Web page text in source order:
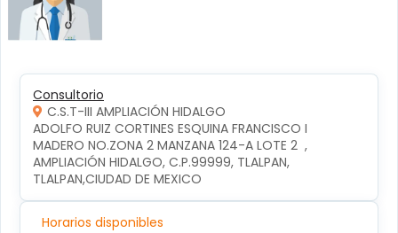
Consultorio
C.S.T-III AMPLIACIÓN HIDALGO
ADOLFO RUIZ CORTINES ESQUINA FRANCISCO I
MADERO NO.ZONA 2 MANZANA 124-A LOTE 2  ,
AMPLIACIÓN HIDALGO, C.P.99999, TLALPAN,
TLALPAN,CIUDAD DE MEXICO
Horarios disponibles